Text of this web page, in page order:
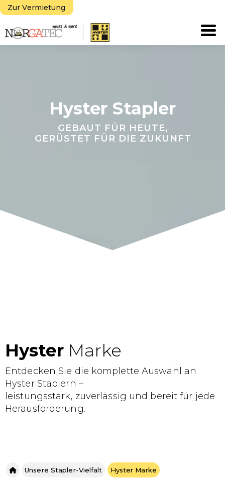
Zur Vermietung
Hyster Stapler
GEBAUT FÜR HEUTE,
GERÜSTET FÜR DIE ZUKUNFT
HysterMarke
Entdecken Sie die komplette Auswahl an
Hyster Staplern –
leistungsstark, zuverlässig und bereit für jede
Herausforderung.
Unsere Stapler-Vielfalt Hyster Marke